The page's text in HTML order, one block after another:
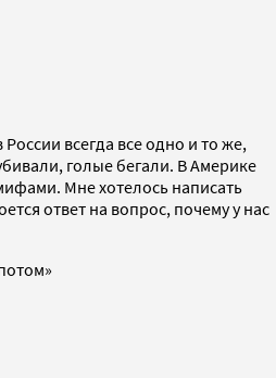
всегда все одно и то же,
голые бегали. В Америке
Мне хотелось написать
ответ на вопрос, почему у нас